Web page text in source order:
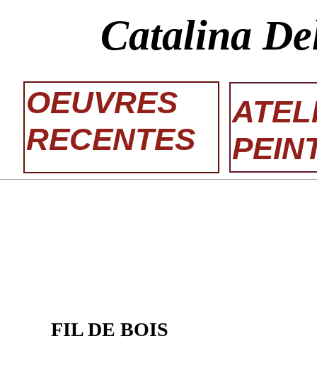
FIL DE BOIS
OEUVRES
RECENTES
Catalina